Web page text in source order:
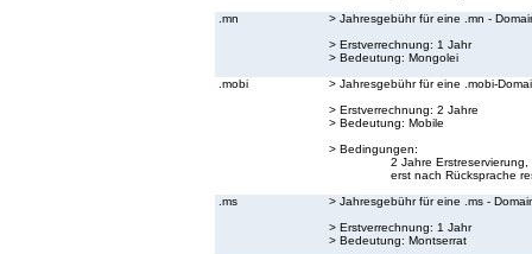
.mn
> Jahresgebühr für eine .mn -
> Erstverrechnung: 1 Jahr
> Bedeutung: Mongolei
.mobi
> Jahresgebühr für eine .mobi-
> Erstverrechnung: 2 Jahre
> Bedeutung: Mobile
> Bedingungen:
2 Jahre
erst nach Rücksprache
.ms
> Jahresgebühr für eine .ms -
> Erstverrechnung: 1 Jahr
> Bedeutung: Montserrat